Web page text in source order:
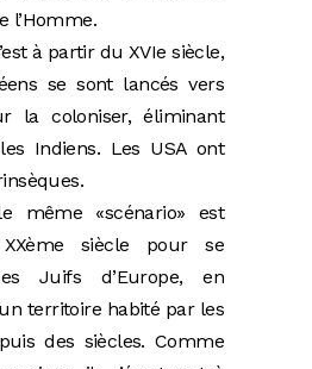
l’Homme.
à partir du XVIe siècle,
se sont lancés vers
la coloniser, éliminant
Indiens. Les USA ont
même «scénario» est
siècle pour se
Juifs d’Europe, en
territoire habité par les
des siècles. Comme